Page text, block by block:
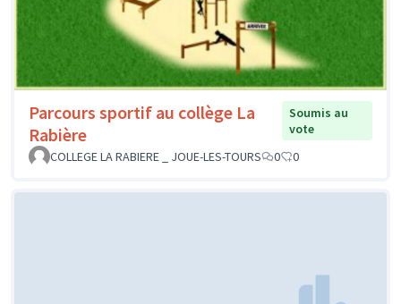
Parcours sportif au collège La
Rabière
Soumis au
vote
COLLEGE LA RABIERE _ JOUE-LES-TOURS
0 0